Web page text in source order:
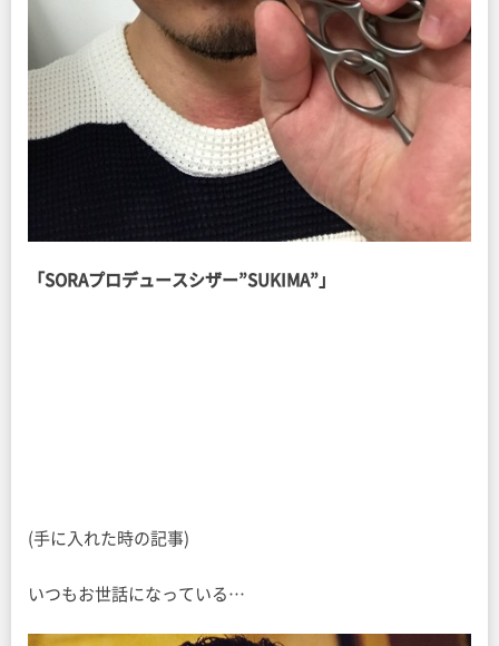
「SORAプロデュースシザー”SUKIMA”」
(手に入れた時の記事)
いつもお世話になっている…